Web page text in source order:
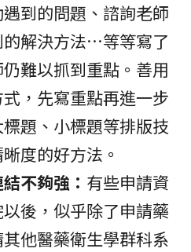
到的問題、諮詢老師
解決方法…等等寫了
難以抓到重點。善用
，先寫重點再進一步
題、小標題等排版技
度的好方法。
不夠強： 有些申請資
後，似乎除了申請藥
他醫藥衛生學群科系